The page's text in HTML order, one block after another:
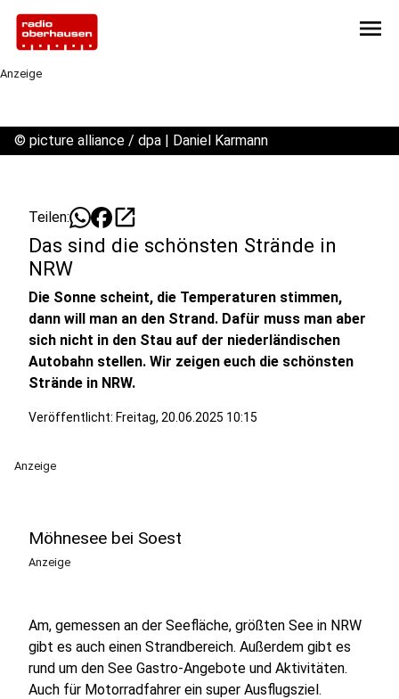
menu
Anzeige
© picture alliance / dpa | Daniel Karmann
Teilen: open_in_new
Das sind die schönsten Strände in
NRW
Die Sonne scheint, die Temperaturen stimmen,
dann will man an den Strand. Dafür muss man aber
sich nicht in den Stau auf der niederländischen
Autobahn stellen. Wir zeigen euch die schönsten
Strände in NRW.
Veröffentlicht: Freitag, 20.06.2025 10:15
Anzeige
Möhnesee bei Soest
Anzeige
Am, gemessen an der Seefläche, größten See in NRW
gibt es auch einen Strandbereich. Außerdem gibt es
rund um den See Gastro-Angebote und Aktivitäten.
Auch für Motorradfahrer ein super Ausflugsziel.